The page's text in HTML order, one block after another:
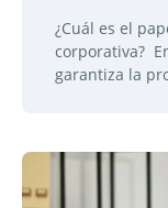
¿Cuál es el
corporativa?
garantiza la